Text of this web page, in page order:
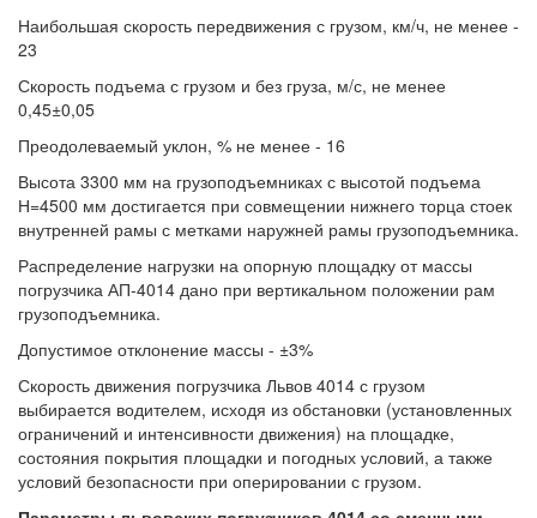
Наибольшая скорость передвижения с грузом, км/ч, не менее -
23
Скорость подъема с грузом и без груза, м/с, не менее
0,45±0,05
Преодолеваемый уклон, % не менее - 16
Высота 3300 мм на грузоподъемниках с высотой подъема
Н=4500 мм достигается при совмещении нижнего торца стоек
внутренней рамы с метками наружней рамы грузоподъемника.
Распределение нагрузки на опорную площадку от массы
погрузчика АП-4014 дано при вертикальном положении рам
грузоподъемника.
Допустимое отклонение массы - ±3%
Скорость движения погрузчика Львов 4014 с грузом
выбирается водителем, исходя из обстановки (установленных
ограничений и интенсивности движения) на площадке,
состояния покрытия площадки и погодных условий, а также
условий безопасности при оперировании с грузом.